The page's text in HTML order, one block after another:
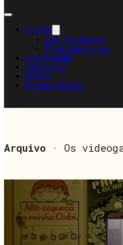
Podcasts
Jogo Véio Podcast
TV de Tubo Podcast
Seja Apoiador
Loja do Véio
Revistas
Tire Suas Dúvidas
Arquivo · Os